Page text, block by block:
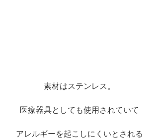
素材はステンレス。
医療器具としても使用されていて
アレルギーを起こしにくいとされる